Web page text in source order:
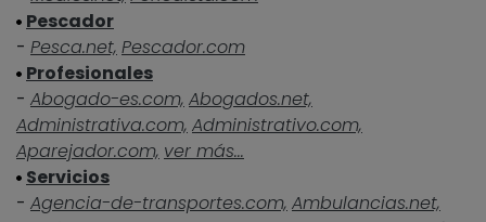
Pescador
- Pesca.net, Pescador.com
Profesionales
- Abogado-es.com, Abogados.net,
Administrativa.com, Administrativo.com,
Aparejador.com, ver más...
Servicios
- Agencia-de-transportes.com, Ambulancias.net,